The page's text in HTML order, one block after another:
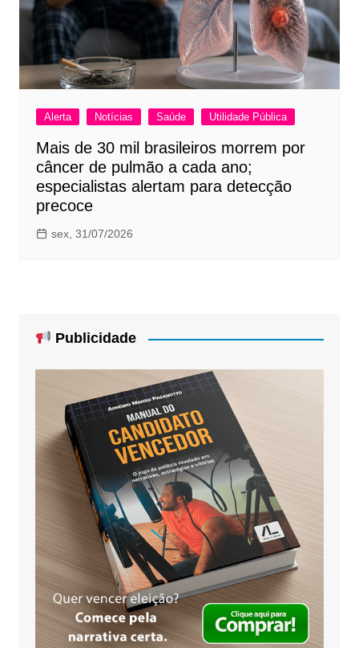
Alerta Notícias Saúde Utilidade Pública
Mais de 30 mil brasileiros morrem por
câncer de pulmão a cada ano;
especialistas alertam para detecção
precoce
sex, 31/07/2026
Publicidade